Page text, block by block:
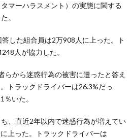
マーハラスメント）の実態に関する
。
した組合員は2万908人に上った。ト
人が協力した。
らから迷惑行為の被害に遭ったと答え
トラックドライバーは26.3%だっ
いた。
、直近2年以内で迷惑行為が増えてい
上った。トラックドライバーは